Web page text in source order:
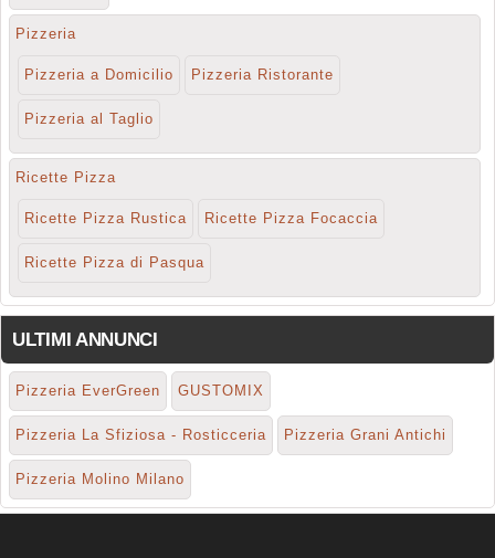
Pizzeria
Pizzeria a Domicilio Pizzeria Ristorante
Pizzeria al Taglio
Ricette Pizza
Ricette Pizza Rustica Ricette Pizza Focaccia
Ricette Pizza di Pasqua
ULTIMI ANNUNCI
Pizzeria EverGreen GUSTOMIX
Pizzeria La Sfiziosa - Rosticceria Pizzeria Grani Antichi
Pizzeria Molino Milano